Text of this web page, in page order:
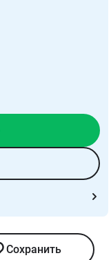
Сохранить